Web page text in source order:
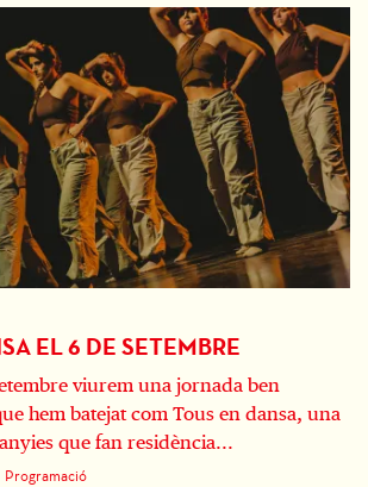
EL 6 DE SETEMBRE
viurem una jornada ben
hem batejat com Tous en dansa, una
que fan residència...
Programació